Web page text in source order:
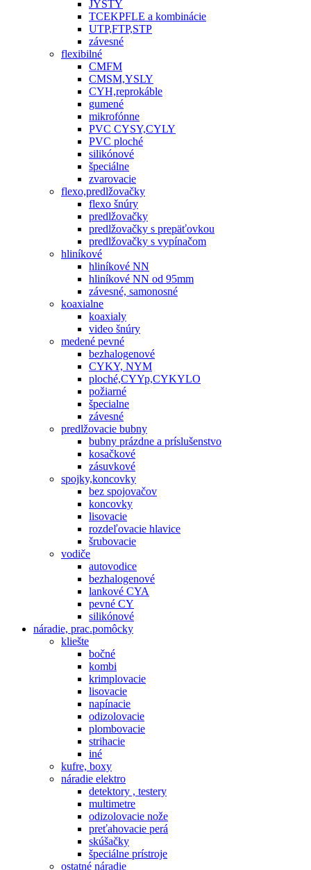
JYSTY
TCEKPFLE a kombinácie
UTP,FTP,STP
závesné
flexibilné
CMFM
CMSM,YSLY
CYH,reprokáble
gumené
mikrofónne
PVC CYSY,CYLY
PVC ploché
silikónové
špeciálne
zvarovacie
flexo,predlžovačky
flexo šnúry
predlžovačky
predlžovačky s prepäťovkou
predlžovačky s vypínačom
hliníkové
hliníkové NN
hliníkové NN od 95mm
závesné, samonosné
koaxialne
koaxialy
video šnúry
medené pevné
bezhalogenové
CYKY, NYM
ploché,CYYp,CYKYLO
požiarné
špecialne
závesné
predlžovacie bubny
bubny prázdne a príslušenstvo
kosačkové
zásuvkové
spojky,koncovky
bez spojovačov
koncovky
lisovacie
rozdeľovacie hlavice
šrubovacie
vodiče
autovodice
bezhalogenové
lankové CYA
pevné CY
silikónové
náradie, prac.pomôcky
kliešte
bočné
kombi
krimplovacie
lisovacie
napínacie
odizolovacie
plombovacie
strihacie
iné
kufre, boxy
náradie elektro
detektory , testery
multimetre
odizolovacie nože
preťahovacie perá
skúšačky
špeciálne prístroje
ostatné náradie